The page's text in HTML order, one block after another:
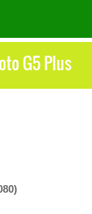
G5 Plus